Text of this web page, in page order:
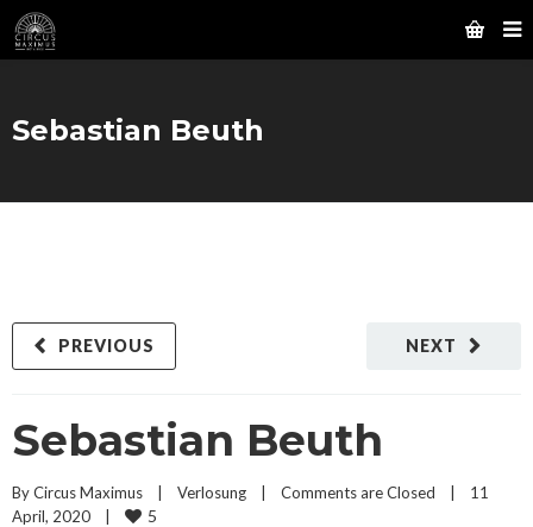
Sebastian Beuth
NEXT
PREVIOUS
Sebastian Beuth
By Circus Maximus Verlosung Comments are Closed
11
April, 2020
5